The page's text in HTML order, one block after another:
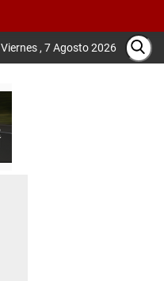
Viernes , 7 Agosto 2026